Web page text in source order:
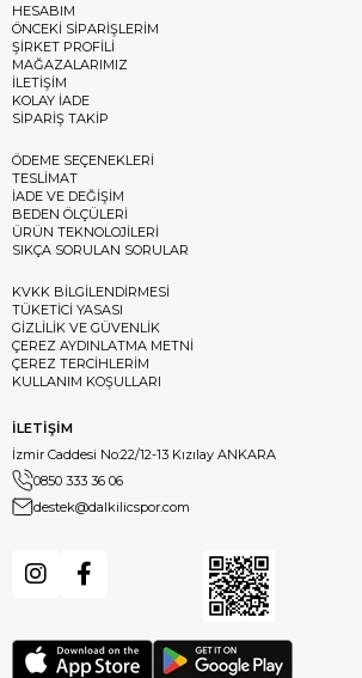
HESABIM
ÖNCEKİ SİPARİŞLERİM
ŞİRKET PROFİLİ
MAĞAZALARIMIZ
İLETİŞİM
KOLAY İADE
SİPARİŞ TAKİP
ÖDEME SEÇENEKLERİ
TESLİMAT
İADE VE DEĞİŞİM
BEDEN ÖLÇÜLERİ
ÜRÜN TEKNOLOJİLERİ
SIKÇA SORULAN SORULAR
KVKK BİLGİLENDİRMESİ
TÜKETİCİ YASASI
GİZLİLİK VE GÜVENLİK
ÇEREZ AYDINLATMA METNİ
ÇEREZ TERCİHLERİM
KULLANIM KOŞULLARI
İLETİŞİM
İzmir Caddesi No:22/12-13 Kızılay ANKARA
0850 333 36 06
destek@dalkilicspor.com